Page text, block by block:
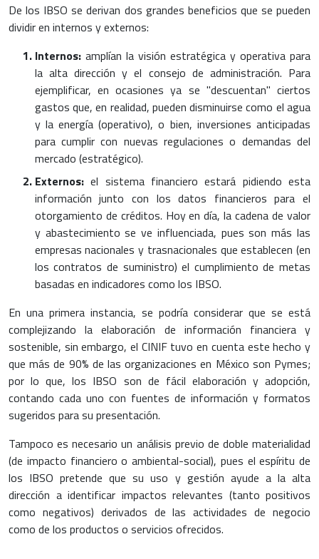
De los IBSO se derivan dos grandes beneficios que se pueden
dividir en internos y externos:
Internos: amplían la visión estratégica y operativa para
la alta dirección y el consejo de administración. Para
ejemplificar, en ocasiones ya se "descuentan" ciertos
gastos que, en realidad, pueden disminuirse como el agua
y la energía (operativo), o bien, inversiones anticipadas
para cumplir con nuevas regulaciones o demandas del
mercado (estratégico).
Externos:el sistema financiero estará pidiendo esta
información junto con los datos financieros para el
otorgamiento de créditos. Hoy en día, la cadena de valor
y abastecimiento se ve influenciada, pues son más las
empresas nacionales y trasnacionales que establecen (en
los contratos de suministro) el cumplimiento de metas
basadas en indicadores como los IBSO.
En una primera instancia, se podría considerar que se está
complejizando la elaboración de información financiera y
sostenible, sin embargo, el CINIF tuvo en cuenta este hecho y
que más de 90% de las organizaciones en México son Pymes;
por lo que, los IBSO son de fácil elaboración y adopción,
contando cada uno con fuentes de información y formatos
sugeridos para su presentación.
Tampoco es necesario un análisis previo de doble materialidad
(de impacto financiero o ambiental-social), pues el espíritu de
los IBSO pretende que su uso y gestión ayude a la alta
dirección a identificar impactos relevantes (tanto positivos
como negativos) derivados de las actividades de negocio
como de los productos o servicios ofrecidos.